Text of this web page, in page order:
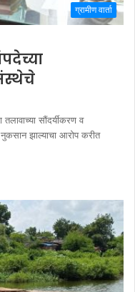
ग्रामीण वार्ता
सौंदर्यीकरण व
झाल्याचा आरोप करीत